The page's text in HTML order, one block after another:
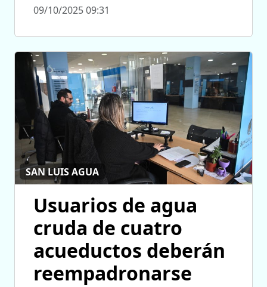
09/10/2025 09:31
SAN LUIS AGUA
Usuarios de agua
cruda de cuatro
acueductos deberán
reempadronarse